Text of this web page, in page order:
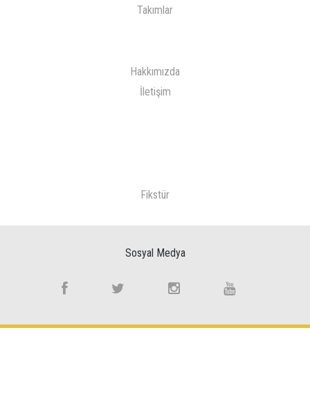
Takımlar
Hakkımızda
İletişim
Fikstür
Sosyal Medya